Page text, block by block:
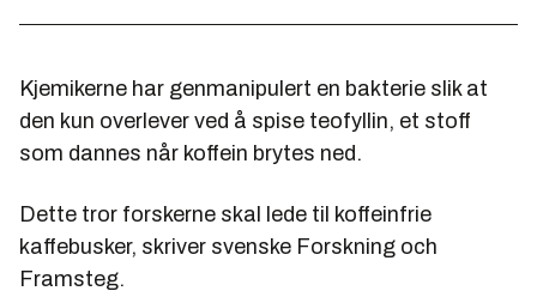
Kjemikerne har genmanipulert en bakterie slik at
den kun overlever ved å spise teofyllin, et stoff
som dannes når koffein brytes ned.
Dette tror forskerne skal lede til koffeinfrie
kaffebusker, skriver svenske Forskning och
Framsteg.